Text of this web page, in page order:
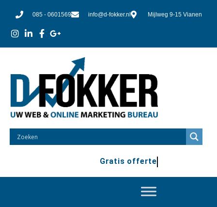
085 - 0601569 info@d-fokker.nl Mijlweg 9-15 Vianen
Gratis offerte